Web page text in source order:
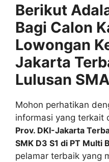
Berikut
Bagi Calon
Lowongan
Jakarta
Lulusan
Mohon perhatikan
informasi yang terkait
Prov. DKI-Jakarta
SMK D3 S1 di PT Multi
pelamar terbaik yang